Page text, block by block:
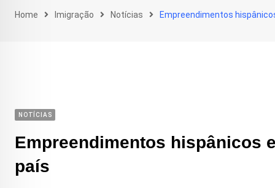
Home Imigração Notícias Empreendimentos
NOTÍCIAS
Empreendimentos hispânicos
país